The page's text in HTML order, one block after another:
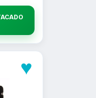
♥